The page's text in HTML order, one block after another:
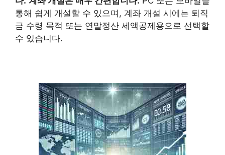
통해 쉽게 개설할 수 있으며, 계좌 개설 시에는 퇴직
금 수령 목적 또는 연말정산 세액공제용으로 선택할
수 있습니다.